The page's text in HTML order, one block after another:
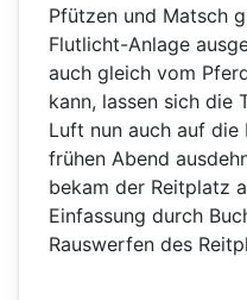
Pfützen und Matsch
Flutlicht-Anlage
auch gleich vom
kann, lassen sich die
Luft nun auch auf die
frühen Abend
bekam der Reitplatz
Einfassung durch
Rauswerfen des